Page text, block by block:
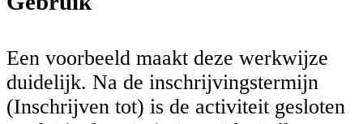
Een voorbeeld maakt deze werkwijze
duidelijk. Na de inschrijvingstermijn
(Inschrijven tot) is de activiteit gesloten